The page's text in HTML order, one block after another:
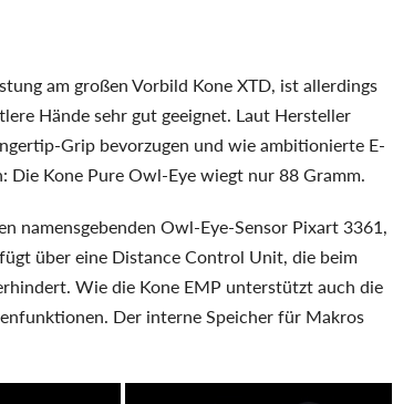
am großen Vorbild Kone XTD, ist allerdings
Hände sehr gut geeignet. Laut Hersteller
Grip bevorzugen und wie ambitionierte E-
Kone Pure Owl-Eye wiegt nur 88 Gramm.
namensgebenden Owl-Eye-Sensor Pixart 3361,
über eine Distance Control Unit, die beim
Wie die Kone EMP unterstützt auch die
Der interne Speicher für Makros